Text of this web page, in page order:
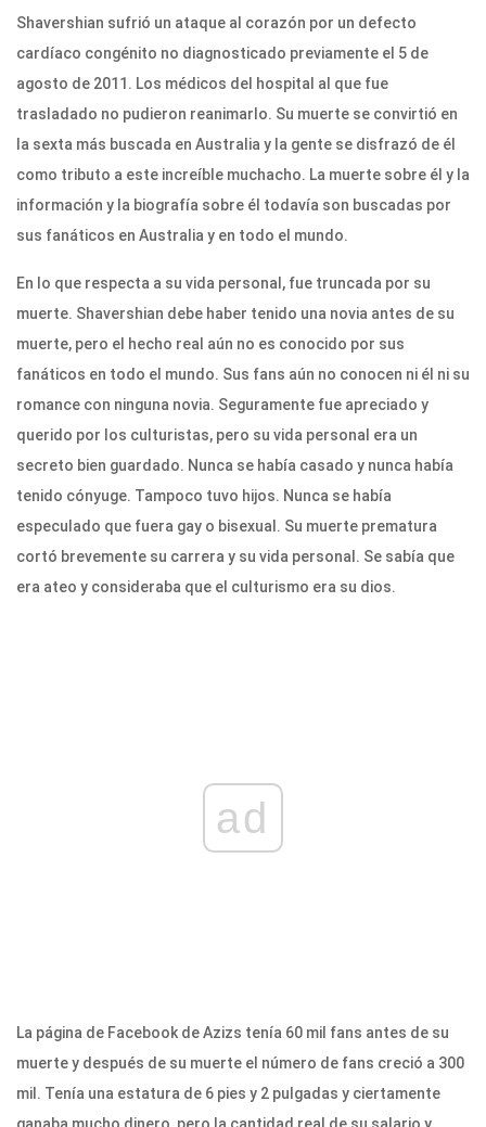
Shavershian sufrió un ataque al corazón por un defecto
cardíaco congénito no diagnosticado previamente el 5 de
agosto de 2011. Los médicos del hospital al que fue
trasladado no pudieron reanimarlo. Su muerte se convirtió en
la sexta más buscada en Australia y la gente se disfrazó de él
como tributo a este increíble muchacho. La muerte sobre él y la
información y la biografía sobre él todavía son buscadas por
sus fanáticos en Australia y en todo el mundo.
En lo que respecta a su vida personal, fue truncada por su
muerte. Shavershian debe haber tenido una novia antes de su
muerte, pero el hecho real aún no es conocido por sus
fanáticos en todo el mundo. Sus fans aún no conocen ni él ni su
romance con ninguna novia. Seguramente fue apreciado y
querido por los culturistas, pero su vida personal era un
secreto bien guardado. Nunca se había casado y nunca había
tenido cónyuge. Tampoco tuvo hijos. Nunca se había
especulado que fuera gay o bisexual. Su muerte prematura
cortó brevemente su carrera y su vida personal. Se sabía que
era ateo y consideraba que el culturismo era su dios.
ad
La página de Facebook de Azizs tenía 60 mil fans antes de su
muerte y después de su muerte el número de fans creció a 300
mil. Tenía una estatura de 6 pies y 2 pulgadas y ciertamente